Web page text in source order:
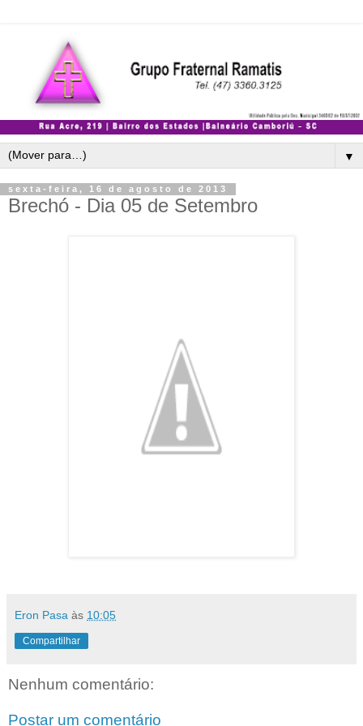
▼
sexta-feira, 16 de agosto de 2013
Brechó - Dia 05 de Setembro
Eron Pasa às 10:05
Compartilhar
Nenhum comentário:
Postar um comentário